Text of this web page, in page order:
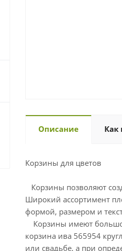
Описание Как
Корзины для цветов
Корзины позволяют
Широкий ассортимент
формой, размером и
Корзины имеют
корзина ива 565954
или свадьбе, а при